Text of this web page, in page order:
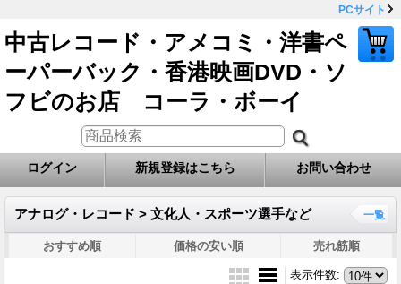
PCサイト
中古レコード・アメコミ・洋書ペ
ーパーバック・香港映画DVD・ソ
フビのお店 コーラ・ボーイ
ログイン 新規登録はこちら お問い合わせ
アナログ・レコード > 文化人・スポーツ選手など 一覧
おすすめ順 価格の安い順 売れ筋順
表示件数: